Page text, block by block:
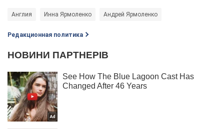
Англия Инна Ярмоленко Андрей Ярмоленко
Редакционная политика